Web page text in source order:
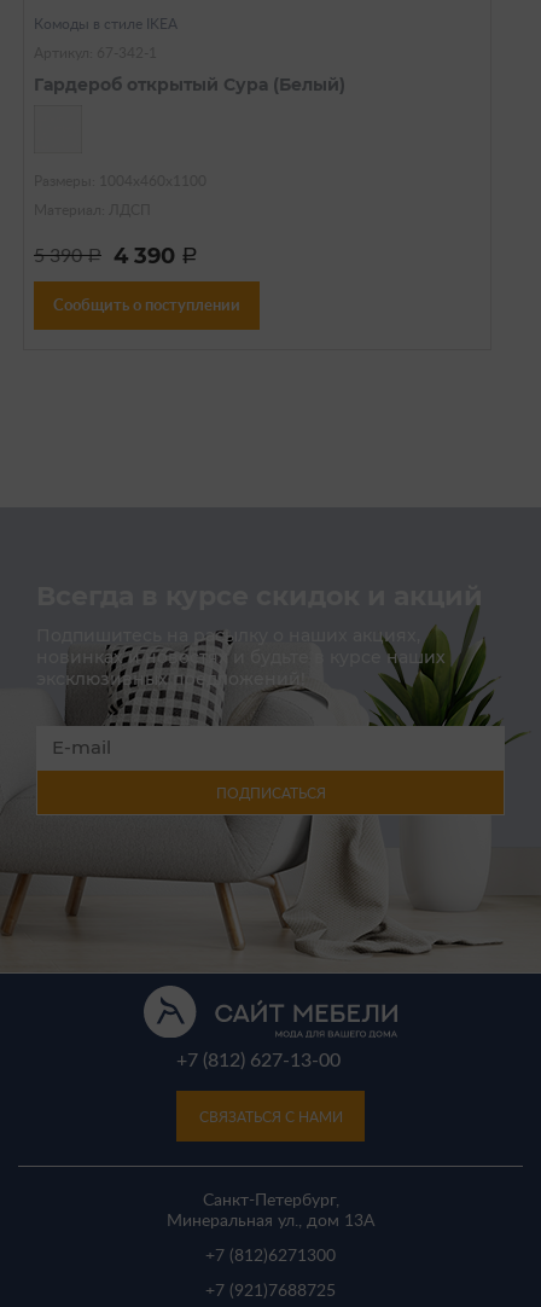
Комоды в стиле IKEA
Гардероб открытый Сура (Белый)
5 390a 4 390 a
Сообщить о поступлении
Всегда в курсе скидок и акций
Подпишитесь на расылку о наших акциях,
новинках и новостях и будьте в курсе наших
эксклюзивных предложений!
ПОДПИСАТЬСЯ
+7 (812) 627-13-00
СВЯЗАТЬСЯ С НАМИ
Санкт-Петербург,
Минеральная ул., дом 13A
+7 (812)6271300
+7 (921) 7688725